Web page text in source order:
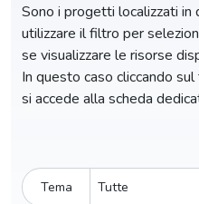
Sono i progetti localizzati
utilizzare il filtro per
se visualizzare le risorse
In questo caso cliccando
si accede alla scheda
Tema